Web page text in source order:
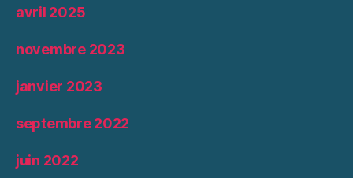
avril 2025
novembre 2023
janvier 2023
septembre 2022
juin 2022